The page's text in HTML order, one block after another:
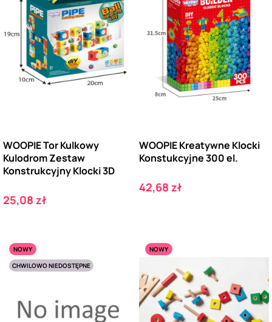
WOOPIE Tor Kulkowy
Kulodrom Zestaw
Konstrukcyjny Klocki 3D
Cena
25,08 zł
WOOPIE Kreatywne Klocki
Konstukcyjne 300 el.
Cena
42,68 zł
NOWY
CHWILOWO NIEDOSTĘPNE
NOWY